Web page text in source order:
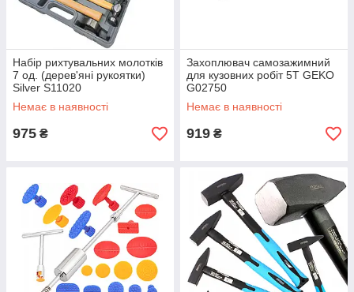
Набір рихтувальних молотків
7 од. (дерев'яні рукоятки)
Silver S11020
Немає в наявності
975 ₴
Захоплювач самозажимний
для кузовних робіт 5T GEKO
G02750
Немає в наявності
919 ₴